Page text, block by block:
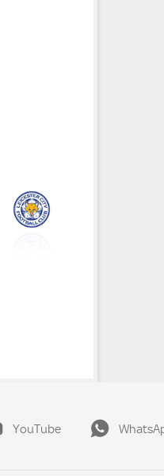
YouTube